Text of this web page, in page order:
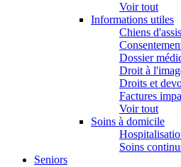
Voir tout
Informations utiles
Chiens
Dossier
Droit à
Droits et
Factures
Voir tout
Soins à domicile
Soins
Seniors